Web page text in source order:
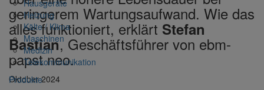
Haus­ge­räte
Heizung
Kälte / Klima
Maschinen
Medizin
Tele­kom­mu­ni­ka­tion
Produkte
gerin­gerem Wartungs­auf­wand. Wie das
alles funk­tioniert, erklärt Stefan
Bastian, Geschäfts­führer von ebm-
papst neo.
Oktober 2024